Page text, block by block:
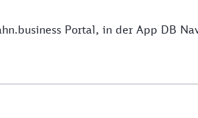
Portal, in der App DB